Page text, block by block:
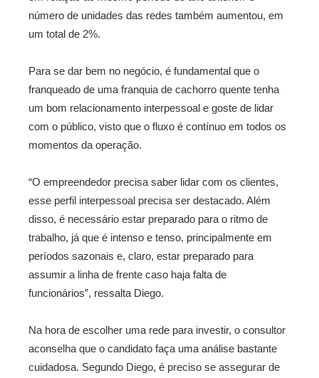
número de unidades das redes também aumentou, em
um total de 2%.
Para se dar bem no negócio, é fundamental que o
franqueado de uma franquia de cachorro quente tenha
um bom relacionamento interpessoal e goste de lidar
com o público, visto que o fluxo é contínuo em todos os
momentos da operação.
“O empreendedor precisa saber lidar com os clientes,
esse perfil interpessoal precisa ser destacado. Além
disso, é necessário estar preparado para o ritmo de
trabalho, já que é intenso e tenso, principalmente em
períodos sazonais e, claro, estar preparado para
assumir a linha de frente caso haja falta de
funcionários”, ressalta Diego.
Na hora de escolher uma rede para investir, o consultor
aconselha que o candidato faça uma análise bastante
cuidadosa. Segundo Diego, é preciso se assegurar de